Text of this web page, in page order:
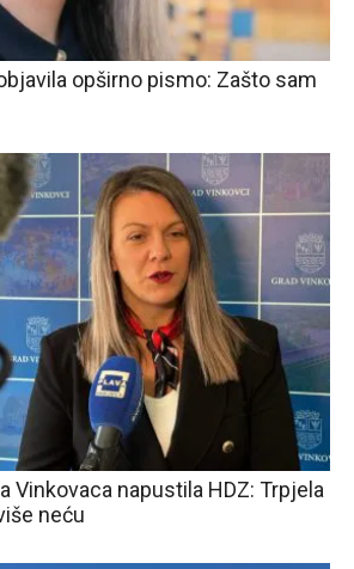
opširno pismo: Zašto sam
Vinkovaca napustila HDZ: Trpjela
neću